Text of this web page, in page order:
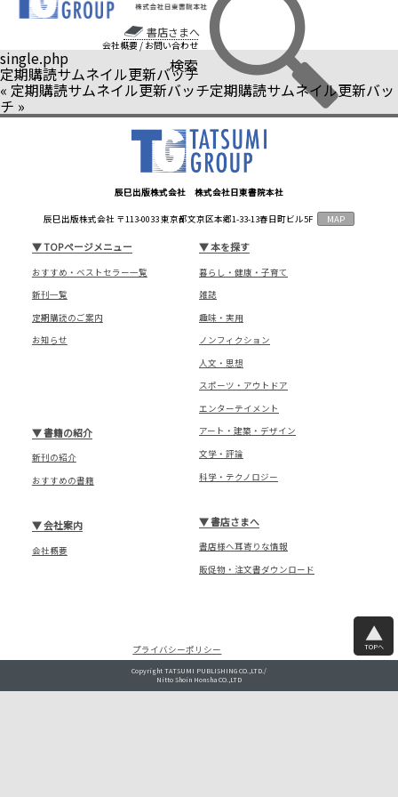
書店さまへ
会社概要 / お問い合わせ
検索
single.php
定期購読サムネイル更新バッチ
« 定期購読サムネイル更新バッチ定期購読サムネイル更新バッ
チ »
辰巳出版株式会社 株式会社日東書院本社
辰巳出版株式会社 〒113-0033 東京都文京区本郷1-33-13春日町ビル5F MAP
▼TOPページメニュー
おすすめ・ベストセラー一覧
新刊一覧
定期購読のご案内
お知らせ
▼本を探す
暮らし・健康・子育て
雑誌
趣味・実用
ノンフィクション
人文・思想
スポーツ・アウトドア
エンターテイメント
アート・建築・デザイン
文学・評論
科学・テクノロジー
▼書籍の紹介
新刊の紹介
おすすめの書籍
▼書店さまへ
書店様へ耳寄りな情報
販促物・注文書ダウンロード
▼会社案内
会社概要
プライバシーポリシー TOPへ
Copyright TATSUMI PUBLISHING CO.,LTD./
Nitto Shoin Honsha CO.,LTD